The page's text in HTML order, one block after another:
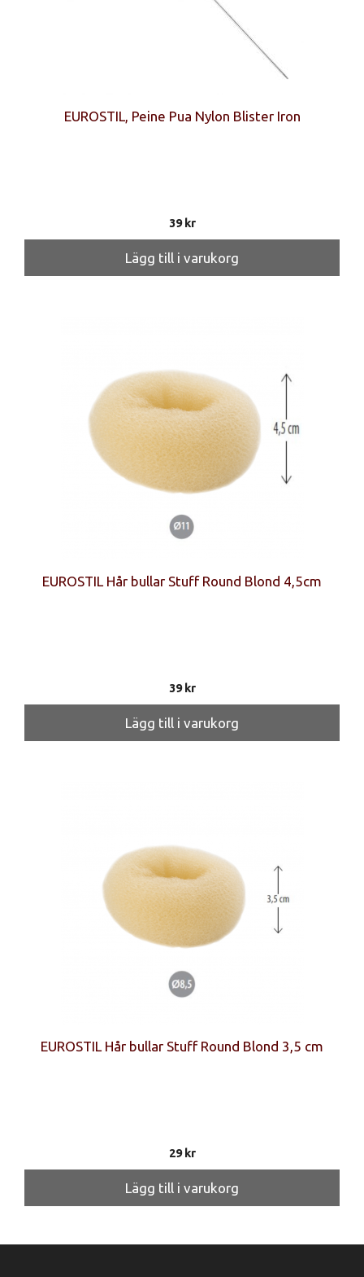
EUROSTIL, Peine Pua Nylon Blister Iron
39kr
Lägg till i varukorg
EUROSTIL Hår bullar Stuff Round Blond 4,5cm
39kr
Lägg till i varukorg
EUROSTIL Hår bullar Stuff Round Blond 3,5 cm
29kr
Lägg till i varukorg